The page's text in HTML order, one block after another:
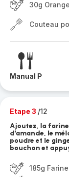
30g
Couteau
Manual P
Etape 3 /12
Ajoutez, la
d’amande, le
poudre et le
bouchon et
185g